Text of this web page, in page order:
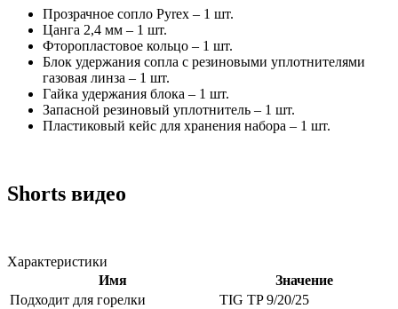
Прозрачное сопло Pyrex – 1 шт.
Цанга 2,4 мм – 1 шт.
Фторопластовое кольцо – 1 шт.
Блок удержания сопла с резиновыми уплотнителями
газовая линза – 1 шт.
Гайка удержания блока – 1 шт.
Запасной резиновый уплотнитель – 1 шт.
Пластиковый кейс для хранения набора – 1 шт.
Shorts видео
Характеристики
Имя
Значение
Подходит для горелки
TIG TP 9/20/25